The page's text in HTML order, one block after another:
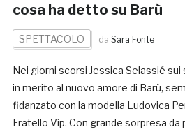
cosa ha detto su Barù
SPETTACOLO da Sara Fonte
Nei giorni scorsi Jessica Selassié
in merito al nuovo amore di Barù,
fidanzato con la modella Ludovica
Fratello Vip. Con grande sorpresa da